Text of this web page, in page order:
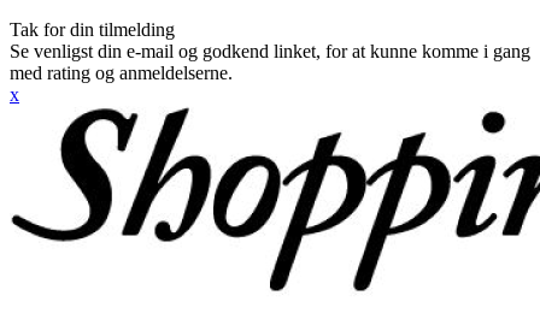
Tak for din tilmelding
Se venligst din e-mail og godkend linket, for at kunne komme i gang
med rating og anmeldelserne.
x